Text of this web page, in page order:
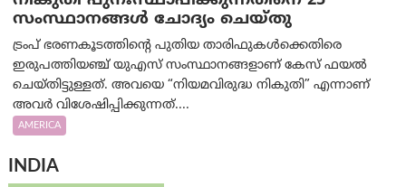
സംസ്ഥാനങ്ങൾ ചോദ്യം ചെയ്തു
ട്രംപ് ഭരണകൂടത്തിന്റെ പുതിയ താരിഫുകൾക്കെതിരെ
ഇരുപത്തിയഞ്ച് യുഎസ് സംസ്ഥാനങ്ങളാണ് കേസ് ഫയൽ
ചെയ്തിട്ടുള്ളത്. അവയെ “നിയമവിരുദ്ധ നികുതി” എന്നാണ്
അവര്‍ വിശേഷിപ്പിക്കുന്നത്....
AMERICA
INDIA